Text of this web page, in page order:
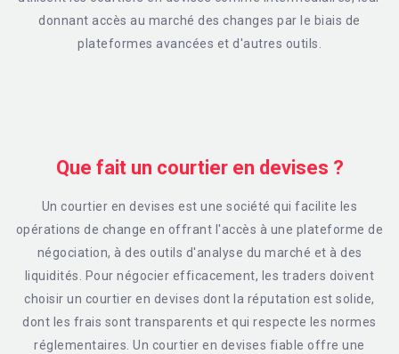
donnant accès au marché des changes par le biais de
plateformes avancées et d'autres outils.
Que fait un courtier en devises ?
Un courtier en devises est une société qui facilite les
opérations de change en offrant l'accès à une plateforme de
négociation, à des outils d'analyse du marché et à des
liquidités. Pour négocier efficacement, les traders doivent
choisir un courtier en devises dont la réputation est solide,
dont les frais sont transparents et qui respecte les normes
réglementaires. Un courtier en devises fiable offre une